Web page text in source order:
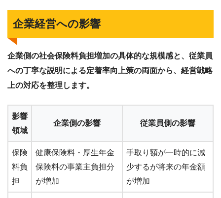
企業経営への影響
企業側の社会保険料負担増加の具体的な規模感と、従業員
への丁寧な説明による定着率向上策の両面から、経営戦略
上の対応を整理します。
影響
領域
企業側の影響 従業員側の影響
保険
料負
担
健康保険料・厚生年金
保険料の事業主負担分
が増加
手取り額が一時的に減
少するが将来の年金額
が増加